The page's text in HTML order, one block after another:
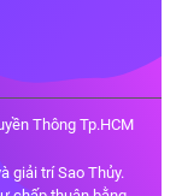
Thông Tp.HCM
giải trí Sao Thủy.